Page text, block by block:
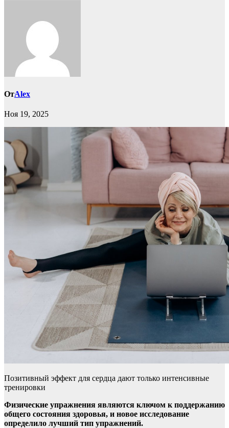
ОтAlex
Ноя 19, 2025
Позитивный эффект для сердца дают только интенсивные
тренировки
Физические упражнения являются ключом к поддержанию
общего состояния здоровья, и новое исследование
определило лучший тип упражнений.